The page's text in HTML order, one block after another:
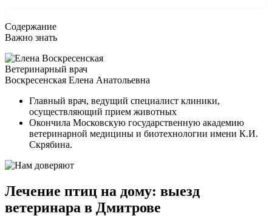
Содержание
Важно знать
Ветеринарный врач
Воскресенская Елена Анатольевна
Главный врач, ведущий специалист клиники,
осуществляющий прием животных
Окончила Московскую государственную академию
ветеринарной медицины и биотехнологии имени К.И.
Скрябина.
Лечение птиц на дому: выезд
ветеринара в Дмитрове